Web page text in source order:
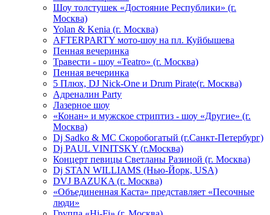
Шоу толстушек «Достояние Республики» (г.
Москва)
Yolan & Kenia (г. Москва)
AFTERPARTY мото-шоу на пл. Куйбышева
Пенная вечеринка
Травести - шоу «Teatro» (г. Москва)
Пенная вечеринка
5 Плюх, DJ Nick-One и Drum Pirate(г. Москва)
Адреналин Party
Лазерное шоу
«Конан» и мужское стриптиз - шоу «Другие» (г.
Москва)
Dj Sadko & МС Скоробогатый (г.Санкт-Петербург)
Dj PAUL VINITSKY (г.Москва)
Концерт певицы Светланы Разиной (г. Москва)
Dj STAN WILLIAMS (Нью-Йорк, USA)
DVJ BAZUKA (г. Москва)
«Объединенная Каста» представляет «Песочные
люди»